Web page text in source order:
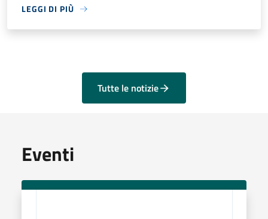
LEGGI DI PIÙ
Tutte le notizie
Eventi